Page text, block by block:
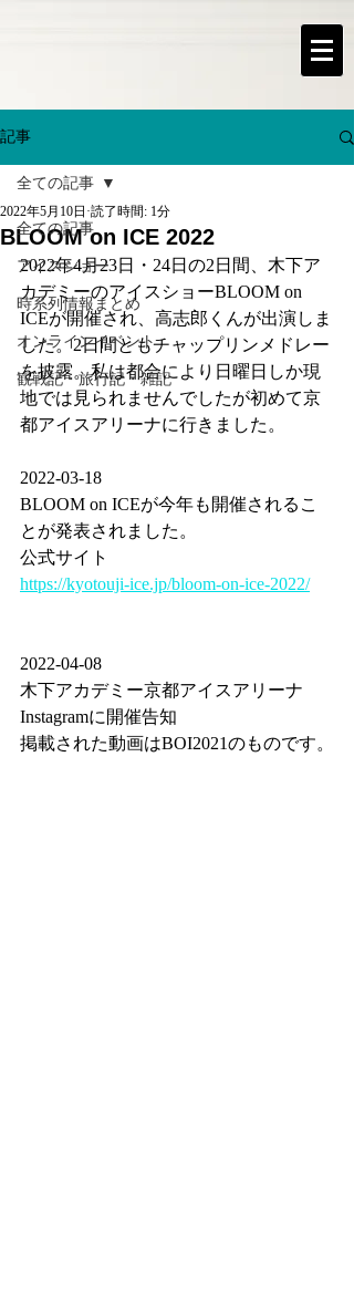
記事
全ての記事
アイスショー
時系列情報まとめ
オンラインイベント
観戦記・旅行記・雑記
全ての記事
BLOOM on ICE 2022
2022年5月10日 読了時間: 1分
2022年4月23日・24日の2日間、木下ア
カデミーのアイスショーBLOOM on
ICEが開催され、高志郎くんが出演しま
した。2日間ともチャップリンメドレー
を披露。私は都合により日曜日しか現
地では見られませんでしたが初めて京
都アイスアリーナに行きました。
2022-03-18
BLOOM on ICEが今年も開催されるこ
とが発表されました。
公式サイト
https://kyotouji-ice.jp/bloom-on-ice-2022/
2022-04-08
木下アカデミー京都アイスアリーナ
Instagramに開催告知
掲載された動画はBOI2021のものです。